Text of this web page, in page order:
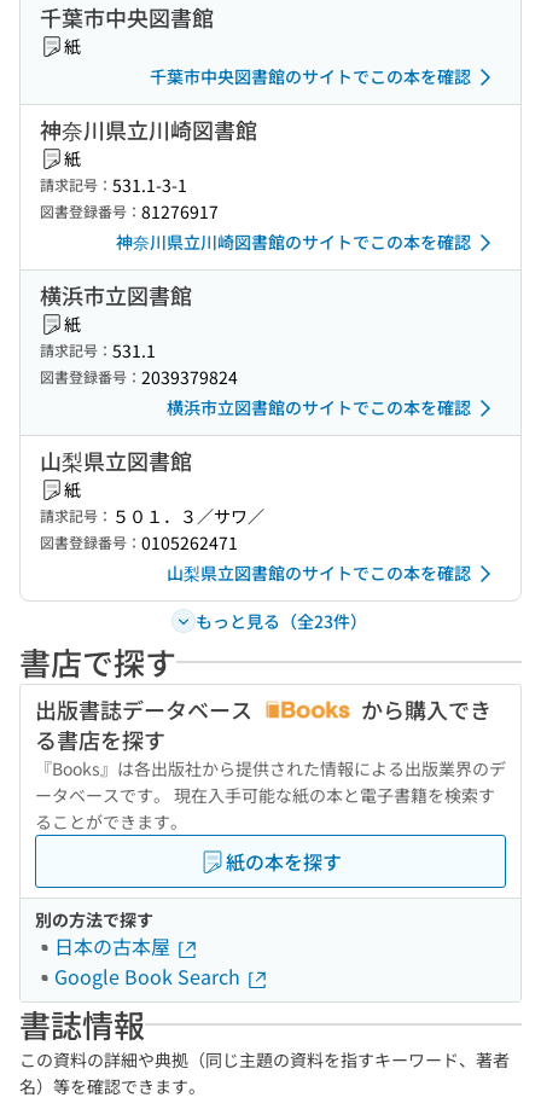
千葉市中央図書館
紙
千葉市中央図書館のサイトでこの本を確認
神奈川県立川崎図書館
紙
請求記号： 531.1-3-1
図書登録番号： 81276917
神奈川県立川崎図書館のサイトでこの本を確認
横浜市立図書館
紙
請求記号： 531.1
図書登録番号： 2039379824
横浜市立図書館のサイトでこの本を確認
山梨県立図書館
紙
請求記号： ５０１．３／サワ／
図書登録番号： 0105262471
山梨県立図書館のサイトでこの本を確認
もっと見る（全23件）
書店で探す
出版書誌データベース
から購入でき
る書店を探す
『Books』は各出版社から提供された情報による出版業界のデ
ータベースです。 現在入手可能な紙の本と電子書籍を検索す
ることができます。
紙の本を探す
別の方法で探す
日本の古本屋
Google Book Search
書誌情報
この資料の詳細や典拠（同じ主題の資料を指すキーワード、著者
名）等を確認できます。